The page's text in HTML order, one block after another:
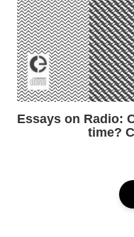
Essays on Radio:
time?